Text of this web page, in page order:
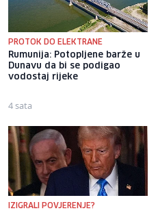
PROTOK DO ELEKTRANE
Rumunija: Potopljene barže u
Dunavu da bi se podigao
vodostaj rijeke
4 sata
IZIGRALI POVJERENJE?